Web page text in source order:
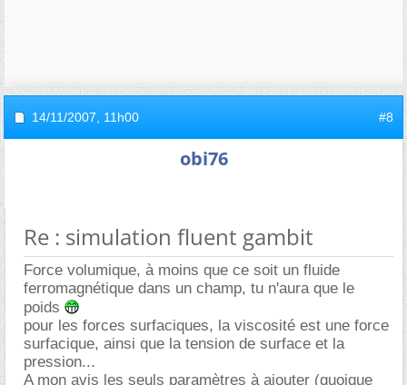
14/11/2007, 11h00 #8
obi76
Re : simulation fluent gambit
Force volumique, à moins que ce soit un fluide
ferromagnétique dans un champ, tu n'aura que le
poids
pour les forces surfaciques, la viscosité est une force
surfacique, ainsi que la tension de surface et la
pression...
A mon avis les seuls paramètres à ajouter (quoique